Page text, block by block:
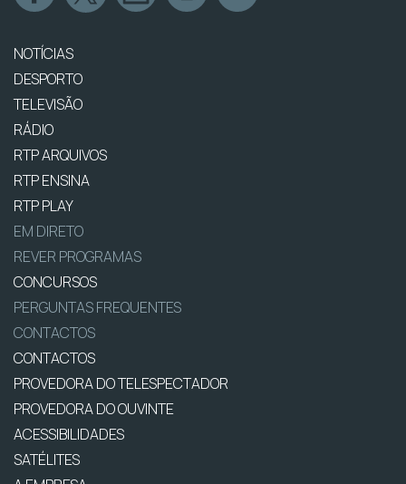
NOTÍCIAS
DESPORTO
TELEVISÃO
RÁDIO
RTP ARQUIVOS
RTP ENSINA
RTP PLAY
EM DIRETO
REVER PROGRAMAS
CONCURSOS
PERGUNTAS FREQUENTES
CONTACTOS
CONTACTOS
PROVEDORA DO TELESPECTADOR
PROVEDORA DO OUVINTE
ACESSIBILIDADES
SATÉLITES